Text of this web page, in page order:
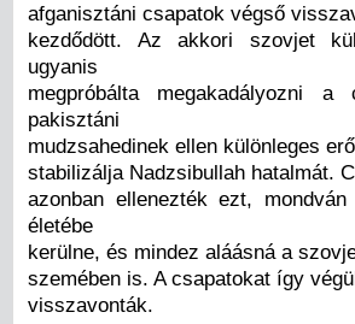
afganisztáni csapatok végső
kezdődött. Az akkori szovjet
ugyanis
megpróbálta megakadályozni
pakisztáni
mudzsahedinek ellen különleges
stabilizálja Nadzsibullah hatalmát.
azonban ellenezték ezt,
életébe
kerülne, és mindez aláásná a
szemében is. A csapatokat így
visszavonták.